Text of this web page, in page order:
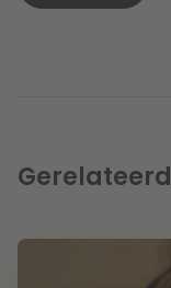
Gerelateerd